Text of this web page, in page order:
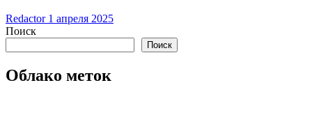
Redactor 1 апреля 2025
Поиск
Поиск
Облако меток